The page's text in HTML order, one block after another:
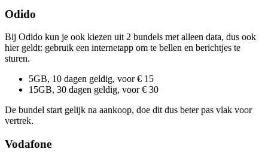
Odido
Bij Odido kun je ook kiezen uit 2 bundels met alleen data, dus ook
hier geldt: gebruik een internetapp om te bellen en berichtjes te
sturen.
5GB, 10 dagen geldig, voor € 15
15GB, 30 dagen geldig, voor € 30
De bundel start gelijk na aankoop, doe dit dus beter pas vlak voor
vertrek.
Vodafone